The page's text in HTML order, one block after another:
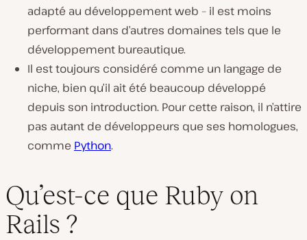
adapté au développement web – il est moins
performant dans d’autres domaines tels que le
développement bureautique.
Il est toujours considéré comme un langage de
niche, bien qu’il ait été beaucoup développé
depuis son introduction. Pour cette raison, il n’attire
pas autant de développeurs que ses homologues,
comme Python.
Qu’est-ce que Ruby on
Rails ?